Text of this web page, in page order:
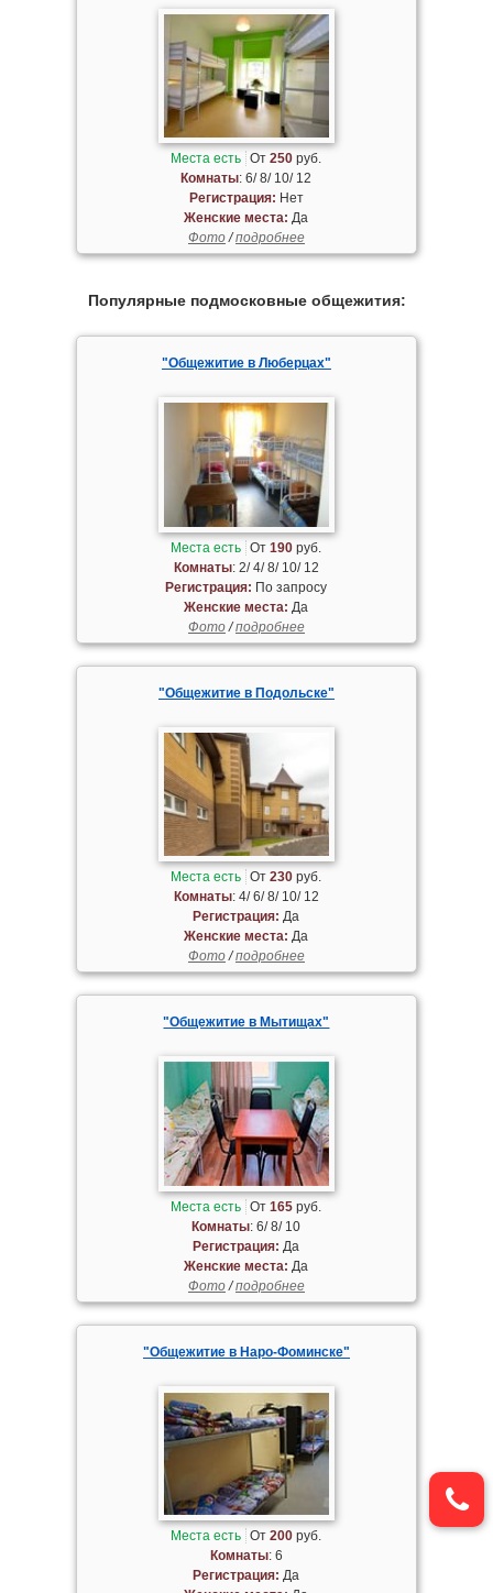
Места есть От250 руб.
Комнаты: 6/ 8/ 10/ 12
Регистрация: Нет
Женские места: Да
Фото/подробнее
Популярные подмосковные общежития:
"Общежитие в Люберцах"
Места есть От190 руб.
Комнаты: 2/ 4/ 8/ 10/ 12
Регистрация: По запросу
Женские места: Да
Фото/подробнее
"Общежитие в Подольске"
Места есть От230 руб.
Комнаты: 4/ 6/ 8/ 10/ 12
Регистрация: Да
Женские места: Да
Фото/подробнее
"Общежитие в Мытищах"
Места есть От165 руб.
Комнаты: 6/ 8/ 10
Регистрация: Да
Женские места: Да
Фото/подробнее
"Общежитие в Наро-Фоминске"
Места есть От200 руб.
Комнаты: 6
Регистрация: Да